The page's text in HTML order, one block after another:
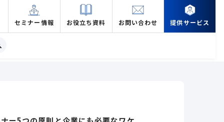
セミナー情報 お役立ち資料 お問い合わせ 提供サービス